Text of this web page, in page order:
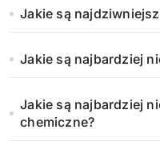
Jakie są
Jakie są najbardziej
Jakie są najbardziej
chemiczne?